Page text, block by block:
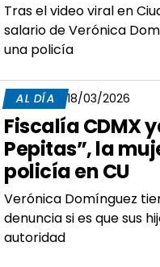
Tras el video viral en
salario de Verónica
una policía
AL DÍA 18/03/2026
Fiscalía CDMX
Pepitas”, la
policía en CU
Verónica Domínguez
denuncia si es que sus
autoridad